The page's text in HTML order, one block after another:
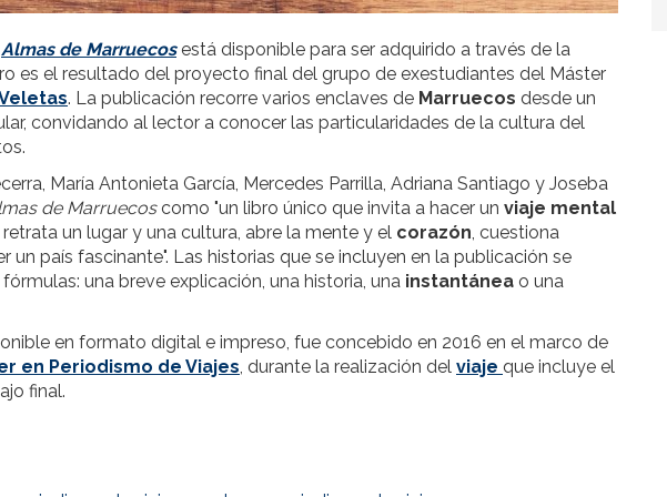
Almas de Marruecosestá disponible para ser adquirido a través de la
es el resultado del proyecto final del grupo de exestudiantes del Máster
. La publicación recorre varios enclaves de Marruecos desde un
convidando al lector a conocer las particularidades de la cultura del
María Antonieta García, Mercedes Parrilla, Adriana Santiago y Joseba
de Marruecoscomo "un libro único que invita a hacer un viaje mental
un lugar y una cultura, abre la mente y el corazón, cuestiona
un país fascinante". Las historias que se incluyen en la publicación se
una breve explicación, una historia, una instantánea o una
en formato digital e impreso, fue concebido en 2016 en el marco de
en Periodismo de Viajes, durante la realización del viaje que incluye el
final.